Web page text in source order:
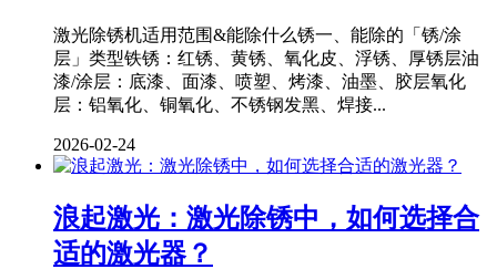
激光除锈机适用范围&能除什么锈一、能除的「锈/涂
层」类型铁锈：红锈、黄锈、氧化皮、浮锈、厚锈层油
漆/涂层：底漆、面漆、喷塑、烤漆、油墨、胶层氧化
层：铝氧化、铜氧化、不锈钢发黑、焊接...
2026-02-24
浪起激光：激光除锈中，如何选择合
适的激光器？